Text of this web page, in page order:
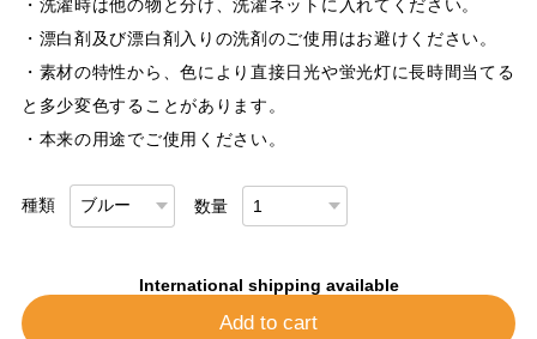
・洗濯時は他の物と分け、洗濯ネットに入れてください。
・漂白剤及び漂白剤入りの洗剤のご使用はお避けください。
・素材の特性から、色により直接日光や蛍光灯に長時間当てる
と多少変色することがあります。
・本来の用途でご使用ください。
種類 数量
International shipping available
Add to cart